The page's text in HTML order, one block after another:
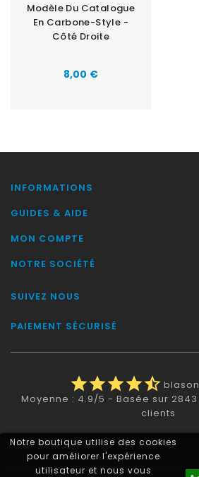
Notre boutique utilise des cookies
pour améliorer l'expérience
utilisateur et nous vous
Modèle Du Catalogue
En Carbone-Style -
Côté Droite
Prix
8,00 €
INFORMATIONS
GUIDES & AIDE
MON COMPTE
NOTRE SOCIÉTÉ
SUIVEZ NOUS
PAIEMENT SÉCURISÉ
starstarstarstarstar_half
Moyenne : 4.9/5 - Basée sur 2843
clients